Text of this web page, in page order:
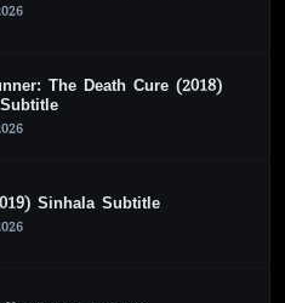
The Death Cure (2018)
Sinhala Subtitle